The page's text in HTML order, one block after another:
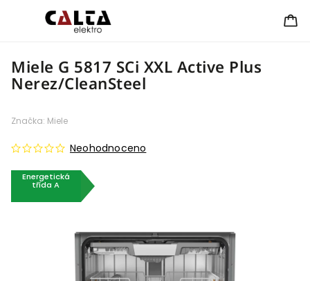
Miele G 5817 SCi XXL Active Plus
Nerez/CleanSteel
Energetická
třída A
Neohodnoceno
Značka: Miele